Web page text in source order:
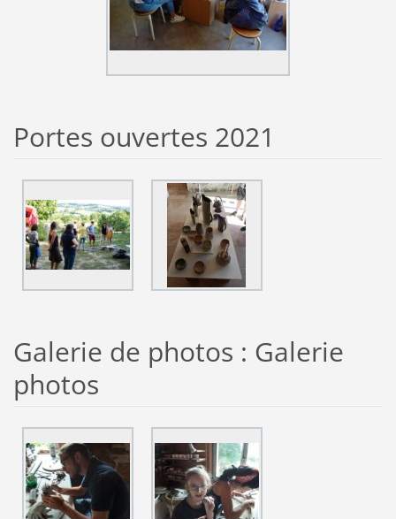
Portes ouvertes 2021
Galerie de photos : Galerie
photos